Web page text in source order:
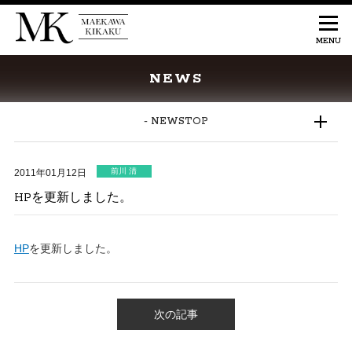
NEWS
2011年01月12日 前川 清
HPを更新しました。
HPを更新しました。
次の記事
- NEWSTOP